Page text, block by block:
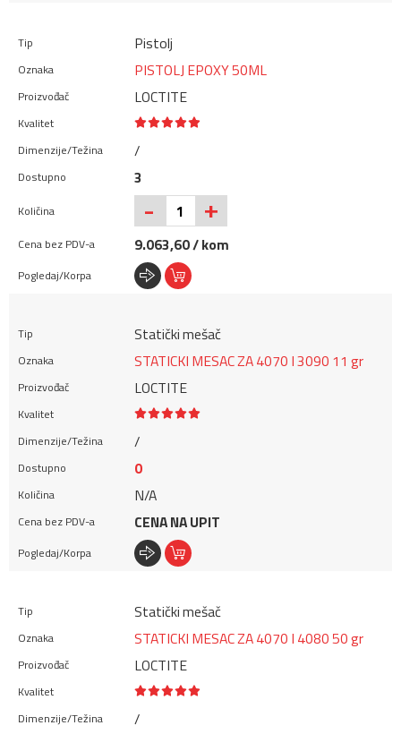
Pistolj
PISTOLJ EPOXY 50ML
LOCTITE
/
3
- +
9.063,60 / kom
Statički mešač
STATICKI MESAC ZA 4070 I 3090 11 gr
LOCTITE
/
0
N/A
CENA NA UPIT
Statički mešač
STATICKI MESAC ZA 4070 I 4080 50 gr
LOCTITE
/